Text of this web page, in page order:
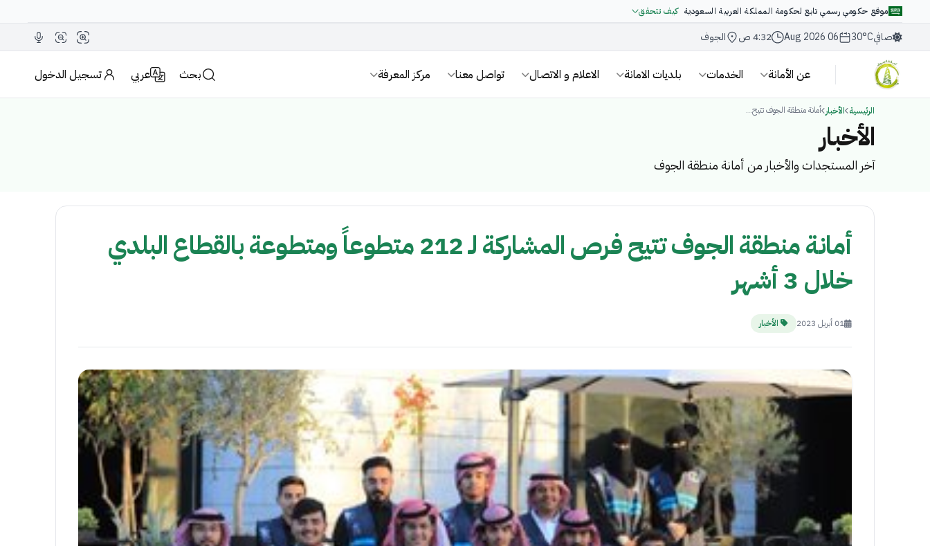
موقع حكومي رسمي تابع لحكومة المملكة العربية السعودية كيف تتحقق
صافي30°C
06 Aug 2026 4:32 ص الجوف
عن الأمانة الخدمات بلديات الامانة الاعلام و الاتصال تواصل معنا مركز المعرفة بحث عربي تسجيل الدخول
الرئيسية الأخبار أمانة منطقة الجوف تتيح...
الأخبار
آخر المستجدات والأخبار من أمانة منطقة الجوف
أمانة منطقة الجوف تتيح فرص المشاركة لـ 212 متطوعاً ومتطوعة بالقطاع البلدي
خلال 3 أشهر
01 أبريل 2023 الأخبار